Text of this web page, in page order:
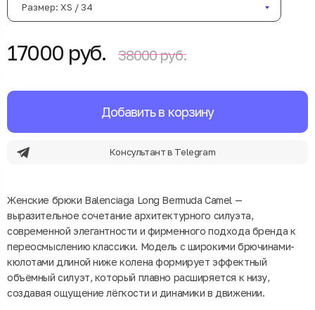
Размер: XS / 34
17000 руб. 38000 руб.
Добавить в корзину
Консультант в Telegram
Женские брюки Balenciaga Long Bermuda Camel —
выразительное сочетание архитектурного силуэта,
современной элегантности и фирменного подхода бренда к
переосмыслению классики. Модель с широкими брючинaми-
кюлотами длиной ниже колена формирует эффектный
объёмный силуэт, который плавно расширяется к низу,
создавая ощущение лёгкости и динамики в движении.